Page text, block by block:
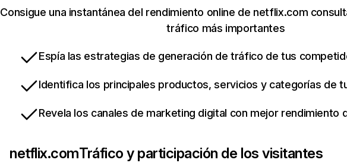
Consigue una instantánea del rendimiento online de netflix.com
tráfico más importantes
Espía las estrategias de generación de tráfico de tus
Identifica los principales productos, servicios y categorías de
Revela los canales de marketing digital con mejor rendimiento
netflix.comTráfico y participación de los visitantes